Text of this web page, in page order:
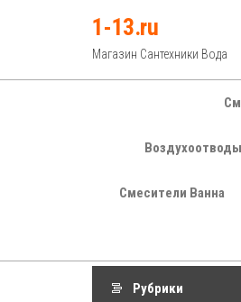
1-13.ru
Магазин Сантехники Вода
Смесители Ванна
Рубрики